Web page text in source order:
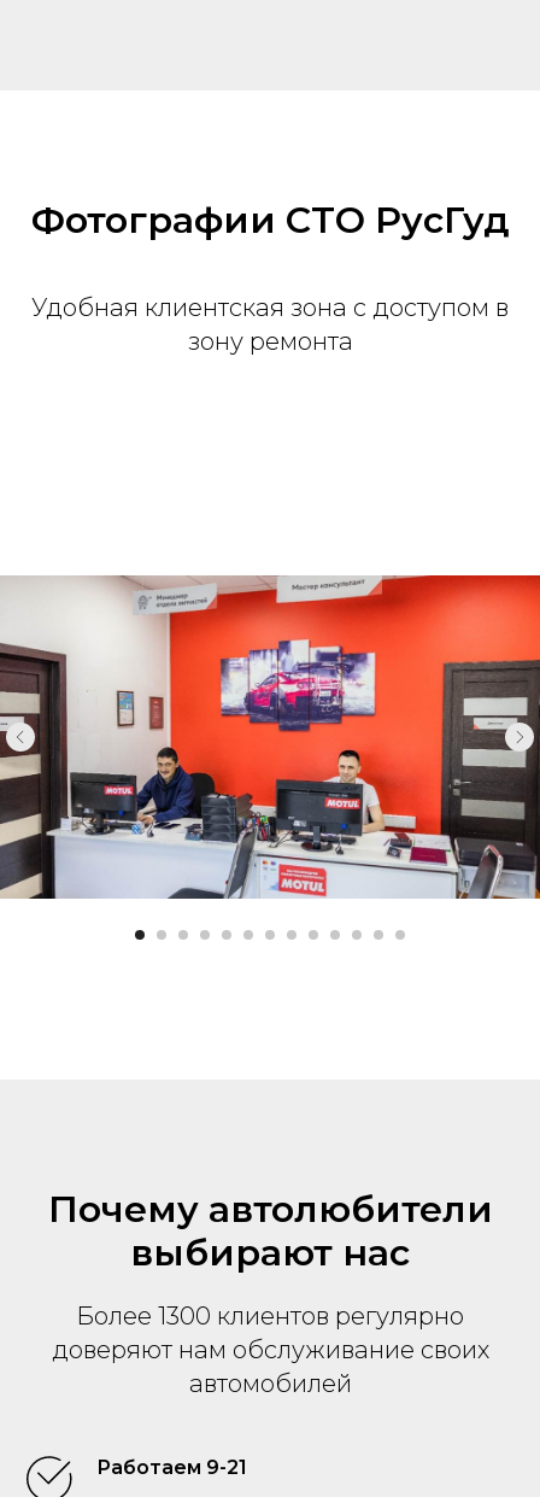
Фотографии СТО РусГуд
Удобная клиентская зона с доступом в
зону ремонта
Почему автолюбители
выбирают нас
Более 1300 клиентов регулярно
доверяют нам обслуживание своих
автомобилей
Работаем 9-21